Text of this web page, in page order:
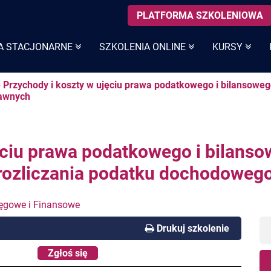
STACJONARNE SZKOLENIA ONLINE KURSY
PLATFORMA SZKOLENIOWA
i koszty w ujęciu prawa podatkowego i
prawa podatkowego i
podatku
i Finansowe
Drukuj szkolenie
Zgłoś się